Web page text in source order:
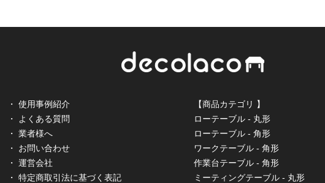
・ 使用事例紹介
・ よくある質問
・ 業者様へ
・ お問い合わせ
・ 運営会社
・ 特定商取引法に基づく表記
【商品カテゴリ 】
ローテーブル - 丸形
ローテーブル - 角形
ワークテーブル - 角形
作業台テーブル - 角形
ミーティングテーブル - 丸形